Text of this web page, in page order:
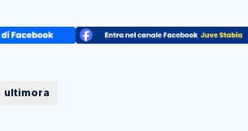
ultimora